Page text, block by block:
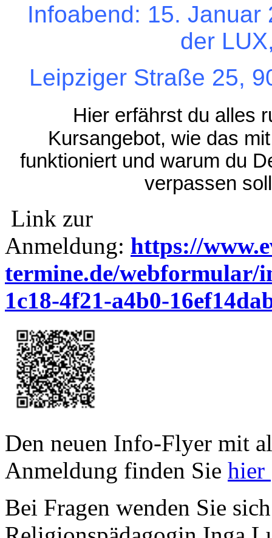
Infoabend: 15. Januar
der
Leipziger Straße 25,
Hier erfährst du alles
Kursangebot, wie das
funktioniert und warum du
verpassen
Link zur
Anmeldung: https://
termine.de/webformular/
1c18-4f21-a4b0-
Den neuen Info-Flyer mit
Anmeldung finden Sie hier
Bei Fragen wenden Sie